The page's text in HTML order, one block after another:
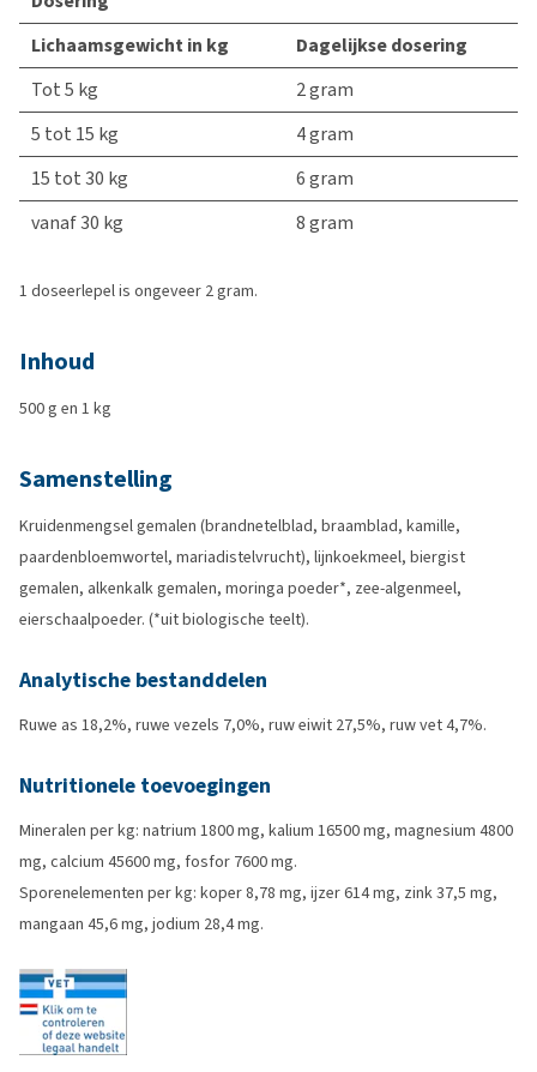
Lichaamsgewicht in kg
Dagelijkse dosering
Tot 5 kg
2 gram
5 tot 15 kg
4 gram
15 tot 30 kg
6 gram
vanaf 30 kg
8 gram
1 doseerlepel is ongeveer 2 gram.
Inhoud
500 g en 1 kg
Samenstelling
Kruidenmengsel gemalen (brandnetelblad, braamblad, kamille,
paardenbloemwortel, mariadistelvrucht), lijnkoekmeel, biergist
gemalen, alkenkalk gemalen, moringa poeder*, zee-algenmeel,
eierschaalpoeder. (*uit biologische teelt).
Analytische bestanddelen
Ruwe as 18,2%, ruwe vezels 7,0%, ruw eiwit 27,5%, ruw vet 4,7%.
Nutritionele toevoegingen
Mineralen per kg: natrium 1800 mg, kalium 16500 mg, magnesium 4800
mg, calcium 45600 mg, fosfor 7600 mg.
Sporenelementen per kg: koper 8,78 mg, ijzer 614 mg, zink 37,5 mg,
mangaan 45,6 mg, jodium 28,4 mg.